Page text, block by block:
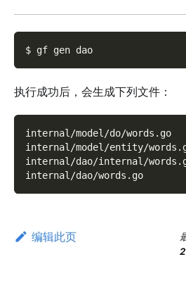
$ gf gen dao
执行成功后，会生成下列文件：
internal/model/do/words.go
internal/model/entity/
internal/dao/internal/
internal/dao/words.go
编辑此页